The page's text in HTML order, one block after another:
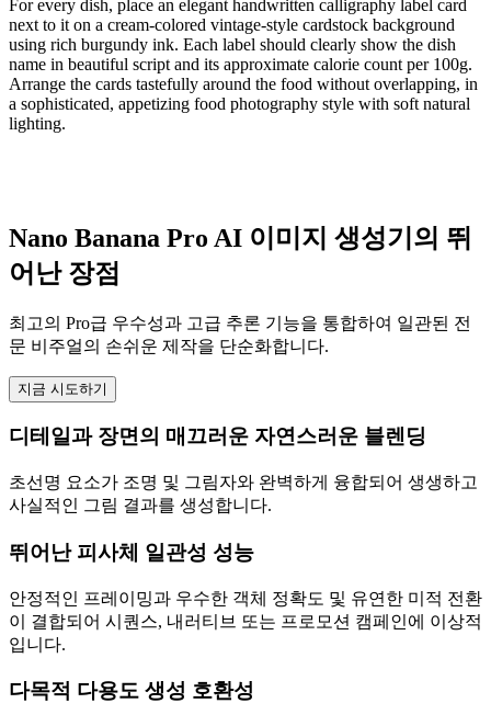
For every dish, place an elegant handwritten calligraphy label card
next to it on a cream-colored vintage-style cardstock background
using rich burgundy ink. Each label should clearly show the dish
name in beautiful script and its approximate calorie count per 100g.
Arrange the cards tastefully around the food without overlapping, in
a sophisticated, appetizing food photography style with soft natural
lighting.
Nano Banana Pro AI 이미지 생성기의 뛰
어난 장점
최고의 Pro급 우수성과 고급 추론 기능을 통합하여 일관된 전
문 비주얼의 손쉬운 제작을 단순화합니다.
지금 시도하기
디테일과 장면의 매끄러운 자연스러운 블렌딩
초선명 요소가 조명 및 그림자와 완벽하게 융합되어 생생하고
사실적인 그림 결과를 생성합니다.
뛰어난 피사체 일관성 성능
안정적인 프레이밍과 우수한 객체 정확도 및 유연한 미적 전환
이 결합되어 시퀀스, 내러티브 또는 프로모션 캠페인에 이상적
입니다.
다목적 다용도 생성 호환성